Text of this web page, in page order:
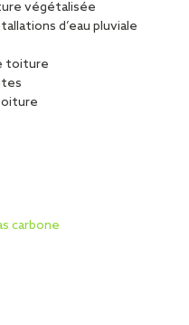
végétalisée
d’eau pluviale
toiture
carbone